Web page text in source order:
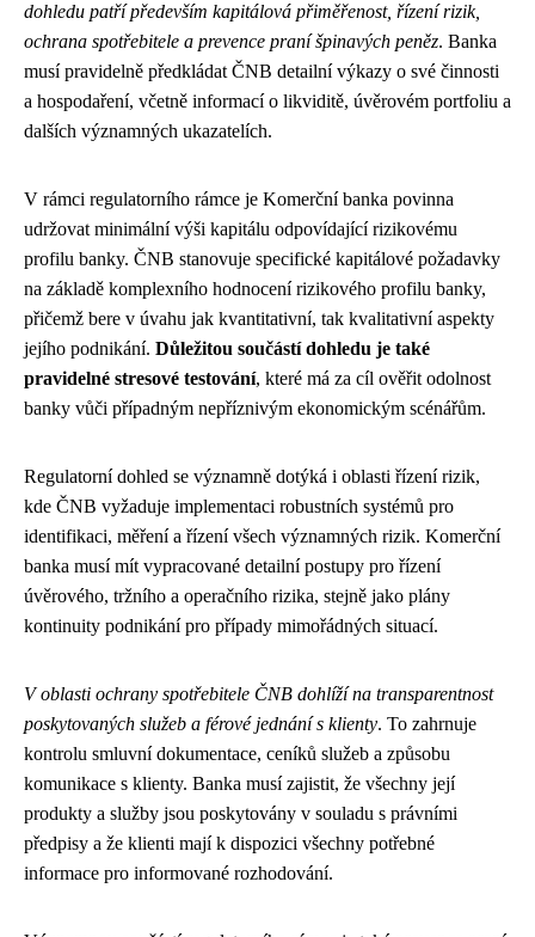
dohledu patří především kapitálová přiměřenost, řízení rizik,
ochrana spotřebitele a prevence praní špinavých peněz. Banka
musí pravidelně předkládat ČNB detailní výkazy o své činnosti
a hospodaření, včetně informací o likviditě, úvěrovém portfoliu a
dalších významných ukazatelích.
V rámci regulatorního rámce je Komerční banka povinna
udržovat minimální výši kapitálu odpovídající rizikovému
profilu banky. ČNB stanovuje specifické kapitálové požadavky
na základě komplexního hodnocení rizikového profilu banky,
přičemž bere v úvahu jak kvantitativní, tak kvalitativní aspekty
jejího podnikání. Důležitou součástí dohledu je také
pravidelné stresové testování, které má za cíl ověřit odolnost
banky vůči případným nepříznivým ekonomickým scénářům.
Regulatorní dohled se významně dotýká i oblasti řízení rizik,
kde ČNB vyžaduje implementaci robustních systémů pro
identifikaci, měření a řízení všech významných rizik. Komerční
banka musí mít vypracované detailní postupy pro řízení
úvěrového, tržního a operačního rizika, stejně jako plány
kontinuity podnikání pro případy mimořádných situací.
V oblasti ochrany spotřebitele ČNB dohlíží na transparentnost
poskytovaných služeb a férové jednání s klienty. To zahrnuje
kontrolu smluvní dokumentace, ceníků služeb a způsobu
komunikace s klienty. Banka musí zajistit, že všechny její
produkty a služby jsou poskytovány v souladu s právními
předpisy a že klienti mají k dispozici všechny potřebné
informace pro informované rozhodování.